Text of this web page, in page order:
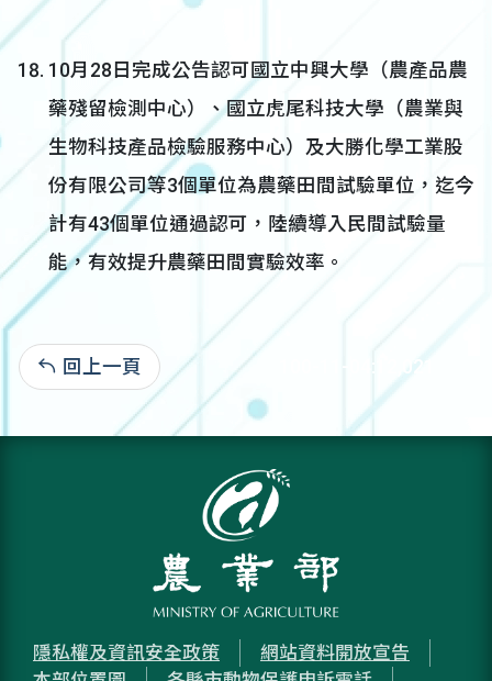
10月28日完成公告認可國立中興大學（農產品農
藥殘留檢測中心）、國立虎尾科技大學（農業與
生物科技產品檢驗服務中心）及大勝化學工業股
份有限公司等3個單位為農藥田間試驗單位，迄今
計有43個單位通過認可，陸續導入民間試驗量
能，有效提升農藥田間實驗效率。
回上一頁 100-11-04:12,021
隱私權及資訊安全政策
網站資料開放宣告